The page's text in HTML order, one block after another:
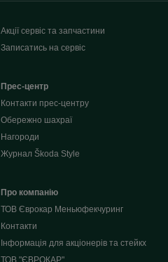
Акції сервіс та запчастини
Записатись на сервіс
Прес-центр
Контакти прес-центру
Обережно шахраї
Нагороди
Журнал Škoda Style
Про компанію
ТОВ Єврокар Меньюфекчуринг
Контакти
Інформація для акціонерів та стейкх